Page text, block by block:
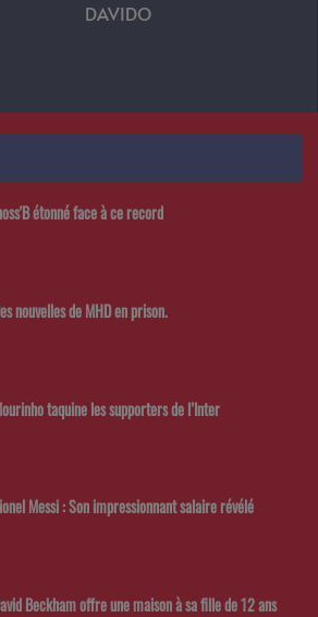
DAVIDO
étonné face à ce record
nouvelles de MHD en prison.
taquine les supporters de l’Inter
Messi : Son impressionnant salaire révélé
Beckham offre une maison à sa fille de 12 ans